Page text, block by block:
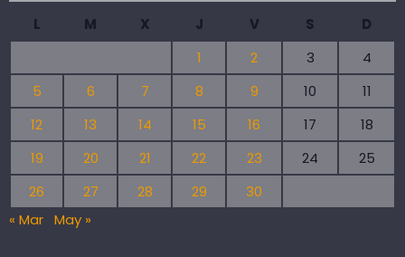
L M X J V S
D
1
2 3
4
5
6 7 8 9 10
11
12
13 14 15 16 17
18
19
20 21 22 23 24
25
26
27 28 29
30
« Mar May »